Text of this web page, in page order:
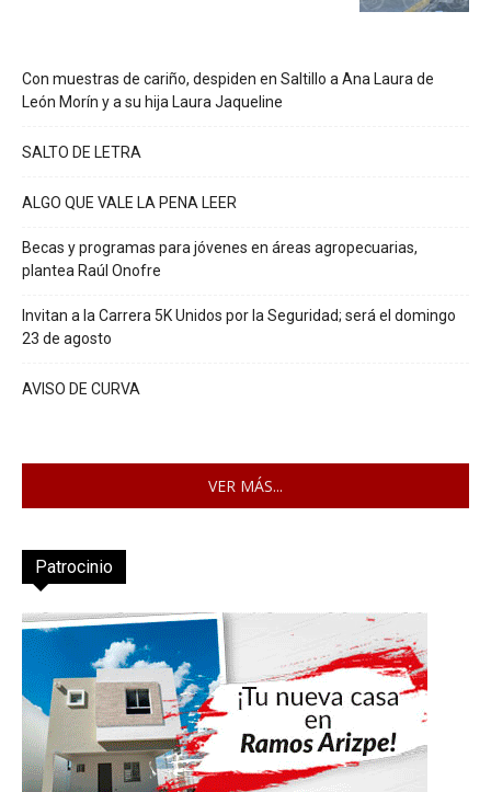
Con muestras de cariño, despiden en Saltillo a Ana Laura de
León Morín y a su hija Laura Jaqueline
SALTO DE LETRA
ALGO QUE VALE LA PENA LEER
Becas y programas para jóvenes en áreas agropecuarias,
plantea Raúl Onofre
Invitan a la Carrera 5K Unidos por la Seguridad; será el domingo
23 de agosto
AVISO DE CURVA
VER MÁS...
Patrocinio